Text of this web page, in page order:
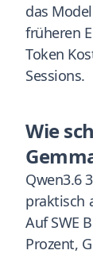
das
früheren
Token
Sessions.
Wie
Qwen3.6
praktisch
Auf SWE
Prozent,